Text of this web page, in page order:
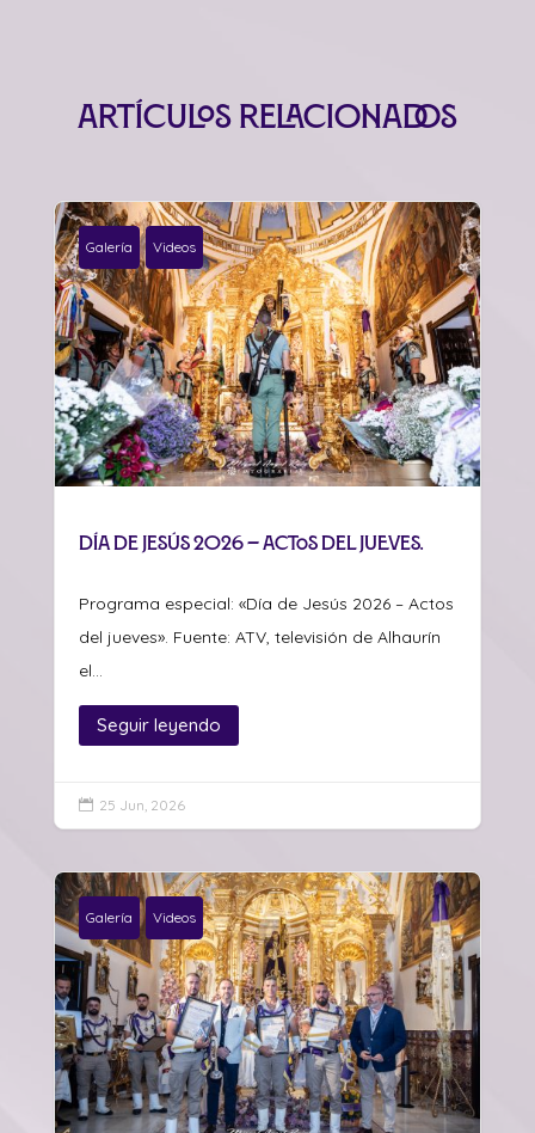
Artículos relacionados
Galería Videos
Día de Jesús 2026 – Actos del jueves.
Programa especial: «Día de Jesús 2026 – Actos
del jueves». Fuente: ATV, televisión de Alhaurín
el...
Seguir leyendo
 25 Jun, 2026
Galería Videos